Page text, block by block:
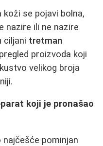
koži se pojavi bolna,
nazire ili ne nazire
ciljani tretman
proizvoda koji
velikog broja
koji je pronašao
pominjan